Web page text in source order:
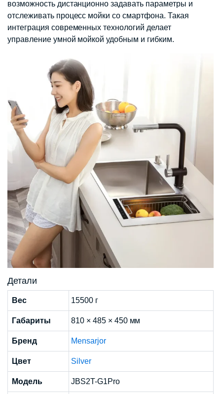
возможность дистанционно задавать параметры и
отслеживать процесс мойки со смартфона. Такая
интеграция современных технологий делает
управление умной мойкой удобным и гибким.
Детали
Вес 15500 г
Габариты 810 × 485 × 450 мм
Бренд Mensarjor
Цвет Silver
Модель JBS2T-G1Pro